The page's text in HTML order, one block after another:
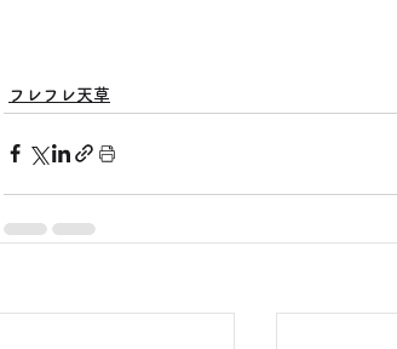
フレフレ天草